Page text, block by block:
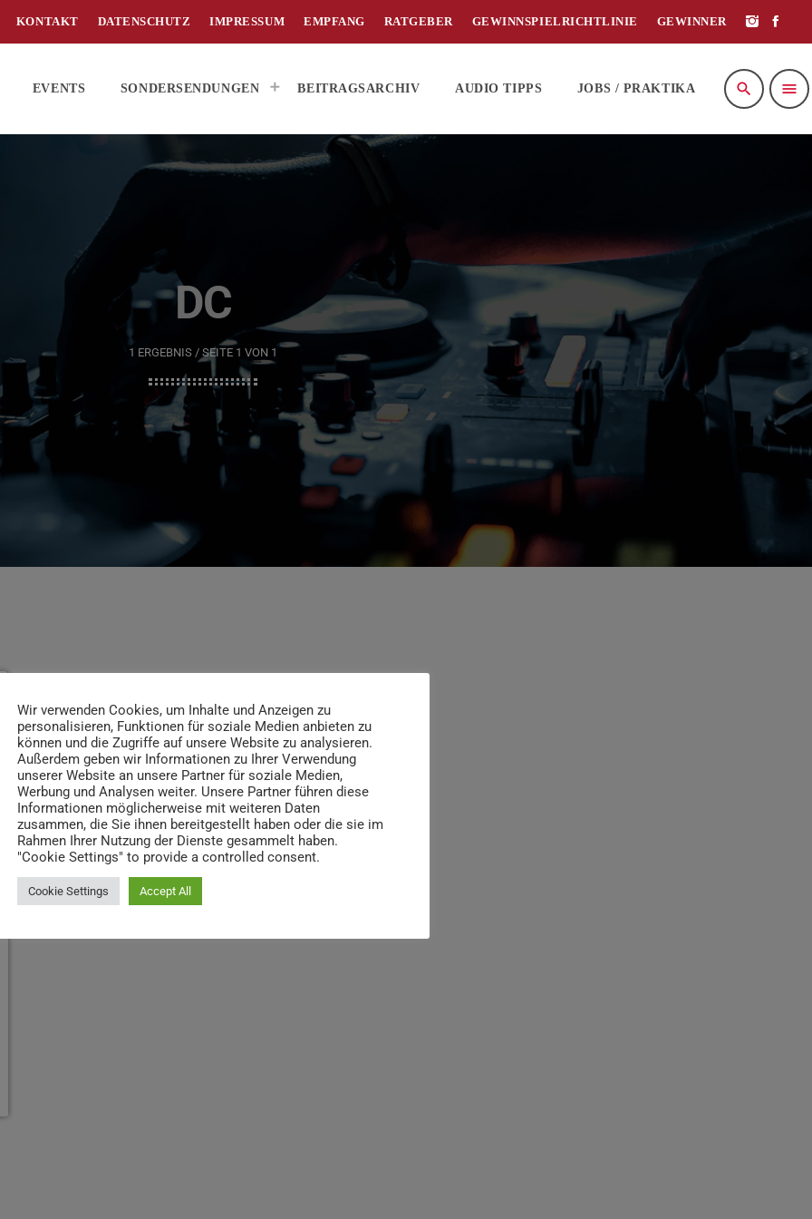
KONTAKT DATENSCHUTZ IMPRESSUM EMPFANG RATGEBER GEWINNSPIELRICHTLINIE GEWINNER
EVENTS SONDERSENDUNGEN BEITRAGSARCHIV AUDIO TIPPS JOBS / PRAKTIKA search menu
DC
1 ERGEBNIS / SEITE 1 VON 1
Wir verwenden Cookies, um Inhalte und Anzeigen zu
personalisieren, Funktionen für soziale Medien anbieten zu
können und die Zugriffe auf unsere Website zu analysieren.
Außerdem geben wir Informationen zu Ihrer Verwendung
unserer Website an unsere Partner für soziale Medien,
Werbung und Analysen weiter. Unsere Partner führen diese
Informationen möglicherweise mit weiteren Daten
zusammen, die Sie ihnen bereitgestellt haben oder die sie im
Rahmen Ihrer Nutzung der Dienste gesammelt haben.
"Cookie Settings" to provide a controlled consent.
Cookie Settings Accept All